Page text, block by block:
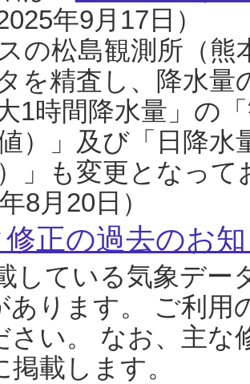
年9月17日）
の松島観測所（熊
を精査し、降水
大1時間降水量」の
）」及び「日降
」も変更となっ
8月20日）
正の過去のお
している気象デー
あります。 ご利用
さい。 なお、主な
掲載します。